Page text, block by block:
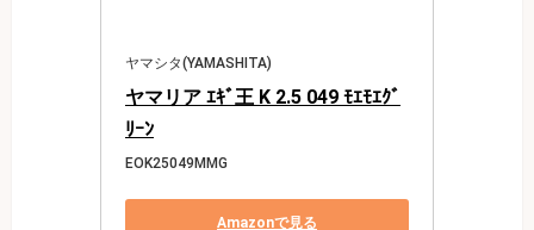
ヤマシタ(YAMASHITA)
ヤマリア ｴｷﾞ王 K 2.5 049 ﾓｴﾓｴｸﾞ
ﾘｰﾝ
EOK25049MMG
Amazonで見る